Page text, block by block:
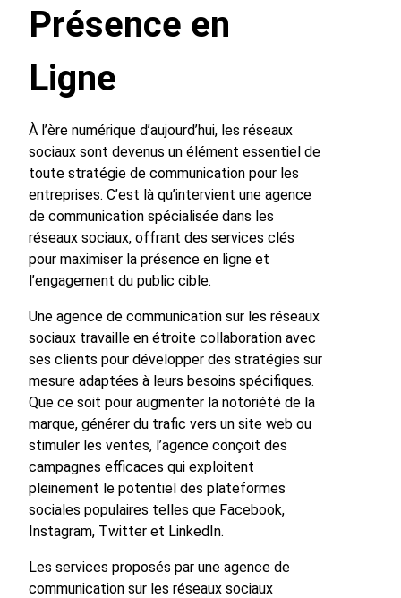
Présence en
Ligne
À l’ère numérique d’aujourd’hui, les réseaux
sociaux sont devenus un élément essentiel de
toute stratégie de communication pour les
entreprises. C’est là qu’intervient une agence
de communication spécialisée dans les
réseaux sociaux, offrant des services clés
pour maximiser la présence en ligne et
l’engagement du public cible.
Une agence de communication sur les réseaux
sociaux travaille en étroite collaboration avec
ses clients pour développer des stratégies sur
mesure adaptées à leurs besoins spécifiques.
Que ce soit pour augmenter la notoriété de la
marque, générer du trafic vers un site web ou
stimuler les ventes, l’agence conçoit des
campagnes efficaces qui exploitent
pleinement le potentiel des plateformes
sociales populaires telles que Facebook,
Instagram, Twitter et LinkedIn.
Les services proposés par une agence de
communication sur les réseaux sociaux